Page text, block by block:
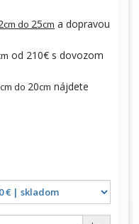
cm do 25cm a dopravou
od 210€ s dovozom
cm do 20cm nájdete